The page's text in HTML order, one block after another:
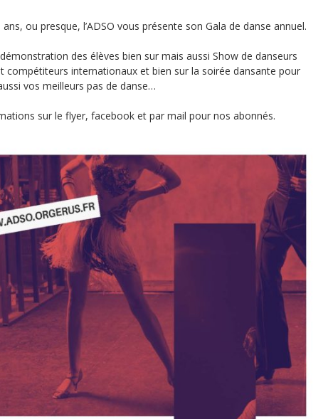
ou presque, l’ADSO vous présente son Gala de danse annuel.
des élèves bien sur mais aussi Show de danseurs
compétiteurs internationaux et bien sur la soirée dansante pour
vos meilleurs pas de danse…
sur le flyer, facebook et par mail pour nos abonnés.